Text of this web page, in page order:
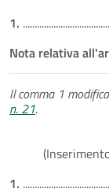
1.
Nota relativa
Il comma 1
n. 21.
1.